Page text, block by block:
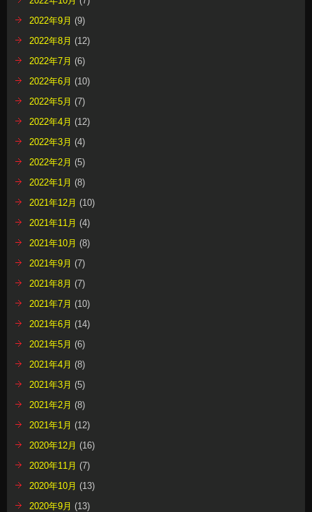
2022年9月 (9)
2022年8月 (12)
2022年7月 (6)
2022年6月 (10)
2022年5月 (7)
2022年4月 (12)
2022年3月 (4)
2022年2月 (5)
2022年1月 (8)
2021年12月 (10)
2021年11月 (4)
2021年10月 (8)
2021年9月 (7)
2021年8月 (7)
2021年7月 (10)
2021年6月 (14)
2021年5月 (6)
2021年4月 (8)
2021年3月 (5)
2021年2月 (8)
2021年1月 (12)
2020年12月 (16)
2020年11月 (7)
2020年10月 (13)
2020年9月 (13)